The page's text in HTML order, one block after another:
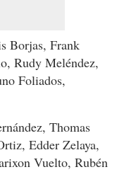
Borjas, Frank
Rudy Meléndez,
Foliados,
Thomas
Edder Zelaya,
Vuelto, Rubén